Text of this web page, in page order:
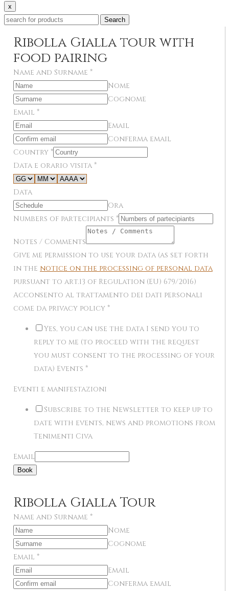
x
Search
Ribolla Gialla tour with
food pairing
Name and Surname *
Nome
Cognome
Email *
Email
Conferma email
Country *
Data e orario visita *
Data
Ora
Numbers of partecipiants *
Notes / Comments
Give me permission to use your data (as set forth
in the notice on the processing of personal data
pursuant to art.13 of Regulation (EU) 679/2016)
Acconsento al trattamento dei dati personali
come da privacy policy *
Yes, you can use the data I send you to
reply to me (to proceed with the request
you must consent to the processing of your
data) Events *
Eventi e manifestazioni
Subscribe to the Newsletter to keep up to
date with events, news and promotions from
Tenimenti Civa
Email
Book
Ribolla Gialla Tour
Name and Surname *
Nome
Cognome
Email *
Email
Conferma email